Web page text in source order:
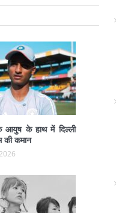
आयुष के हाथ में दिल्ली
की कमान